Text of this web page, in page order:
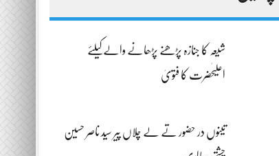
شیعہ کا جنازہ پڑھنے پڑھانے والےکیلئے
اعلیٰحضرت کا فتویٰ
تینوں در حضور تے لے چلاں پیر سید ناصر حسین